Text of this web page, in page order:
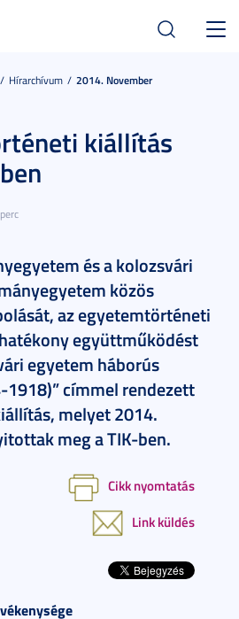
Hírarchívum 2014. November
kiállítás
és a kolozsvári
közös
az egyetemtörténeti
együttműködést
egyetem háborús
címmel rendezett
melyet 2014.
meg a TIK-ben.
Cikk nyomtatás
Link küldés